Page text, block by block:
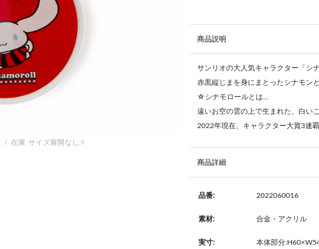
/ 在庫 サイズ展開なし:☓
商品説明
サンリオの大人気キャラクター「シ
赤黒縦じまを身にまとったシナモン
☆シナモロールとは…
遠いお空の雲の上で生まれた、白い
2022年現在、キャラクター大賞3連
商品詳細
品番: 2022060016
素材: 合金・アクリル
実寸: 本体部分